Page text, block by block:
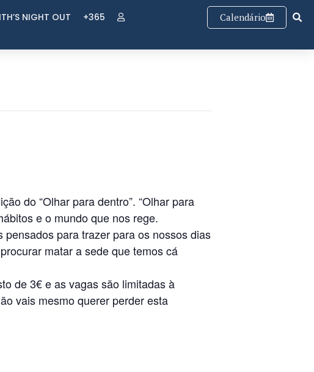
NIGHT OUT +365 Calendário
do “Olhar para dentro”. “Olhar para
e o mundo que nos rege.
para trazer para os nossos dias
matar a sede que temos cá
de 3€ e as vagas são limitadas à
vais mesmo querer perder esta